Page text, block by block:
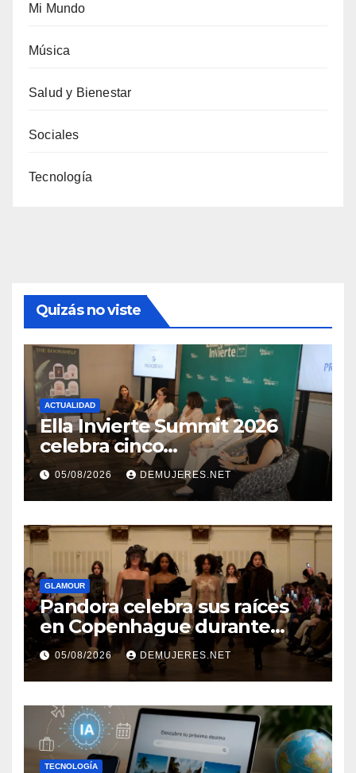
Mi Mundo
Música
Salud y Bienestar
Sociales
Tecnología
Quizás no viste
ACTUALIDAD
Ella Invierte Summit 2026
celebra cinco
añosimpulsando a las
mujeres a construir su
independencia financiera
05/08/2026 DEMUJERES.NET
GLAMOUR
Pandora celebra sus raíces
en Copenhague durante
Copenhagen Fashion Week a
través de alianzas creativas
05/08/2026 DEMUJERES.NET
TECNOLOGÍA